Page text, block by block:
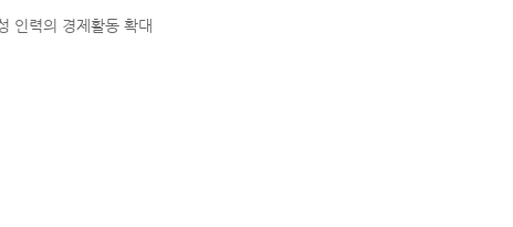
인력의 경제활동 확대